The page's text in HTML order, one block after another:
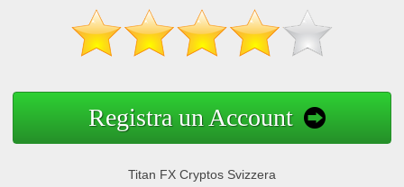
Registra un Account
Titan FX Cryptos Svizzera